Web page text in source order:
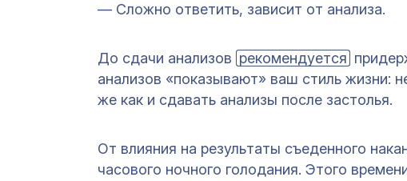
— Сложно ответить, зависит от анализа.
До сдачи анализов рекомендуется
анализов «показывают» ваш стиль жизни:
же как и сдавать анализы после застолья.
От влияния на результаты съеденного
часового ночного голодания. Этого